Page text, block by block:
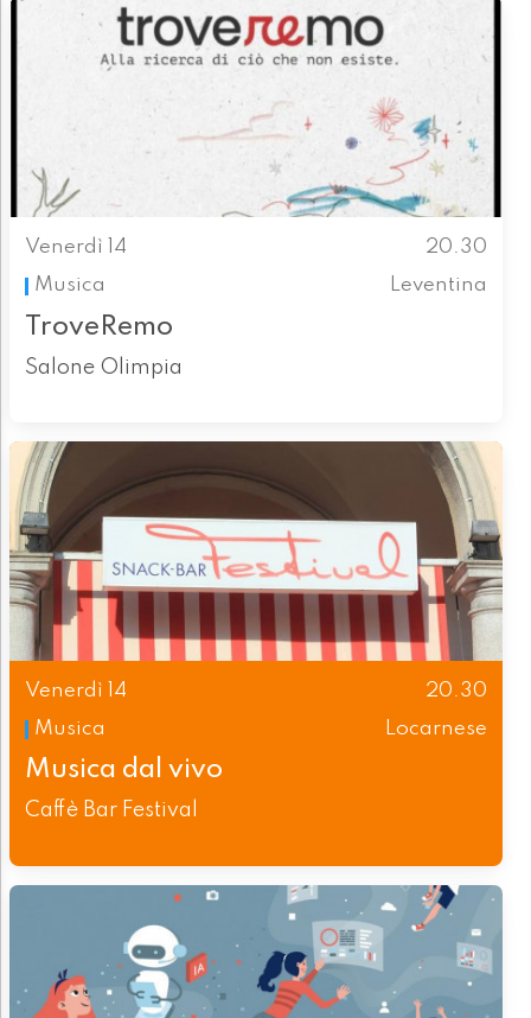
Venerdì 14
20.30
Musica
Leventina
TroveRemo
Salone Olimpia
Venerdì 14
20.30
Musica
Locarnese
Musica dal vivo
Caffè Bar Festival